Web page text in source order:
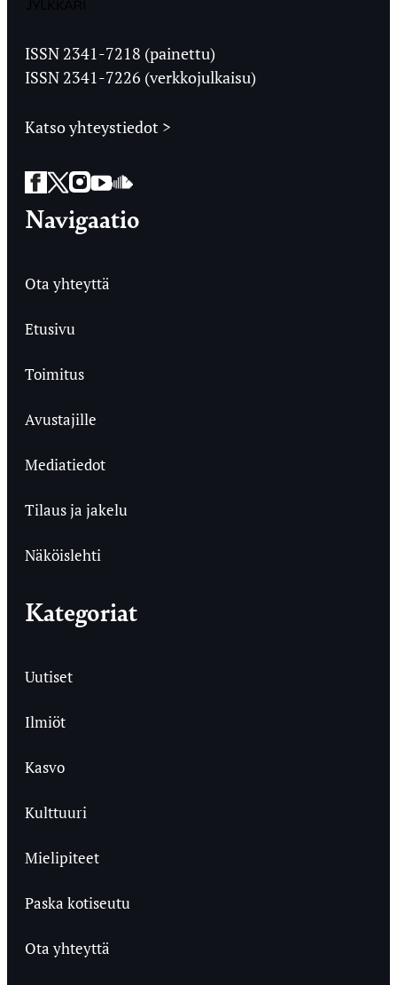
Ylioppilaslehti
ISSN 2341-7218 (painettu)
ISSN 2341-7226 (verkkojulkaisu)
Katso yhteystiedot >
Facebook
Twitter
Instagram
YouTube
SoundCloud
Navigaatio
Ota yhteyttä
Etusivu
Toimitus
Avustajille
Mediatiedot
Tilaus ja jakelu
Näköislehti
Kategoriat
Uutiset
Ilmiöt
Kasvo
Kulttuuri
Mielipiteet
Paska kotiseutu
Ota yhteyttä